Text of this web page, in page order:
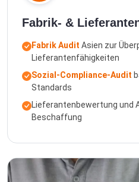
Fabrik- &
Fabrik Audit Asien zur
Lieferantenfähigkeiten
Sozial-Compliance-Audit
Standards
Lieferantenbewertung und
Beschaffung